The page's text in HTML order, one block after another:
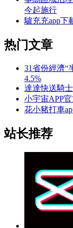
今起施行
驢充充app下
热门文章
31省份經濟“
4.5%
達達快送騎
小宇宙APP
花小豬打車
站长推荐